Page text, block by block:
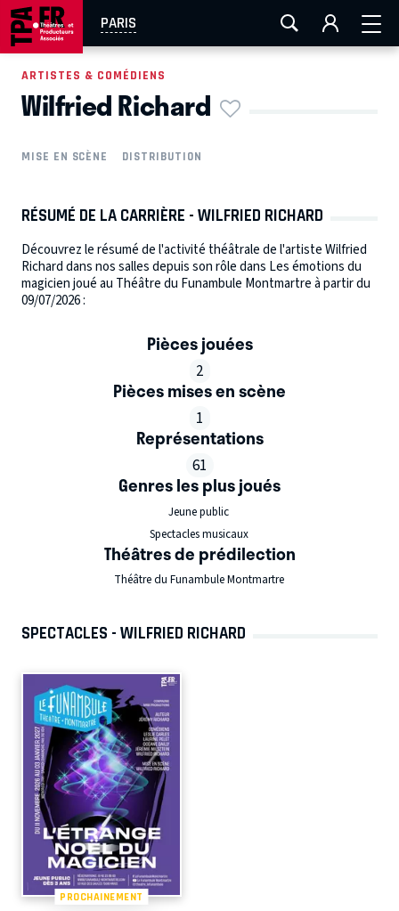
PARIS
AIX-MARSEILLE LA ROCHELLE
EN TOURNÉE
ARTISTES & COMÉDIENS
Wilfried Richard
MISE EN SCÈNE DISTRIBUTION
RÉSUMÉ DE LA CARRIÈRE - WILFRIED RICHARD
Découvrez le résumé de l'activité théâtrale de l'artiste Wilfried
Richard dans nos salles depuis son rôle dans Les émotions du
magicien joué au Théâtre du Funambule Montmartre à partir du
09/07/2026 :
Pièces jouées
2
Pièces mises en scène
1
Représentations
61
Genres les plus joués
Jeune public
Spectacles musicaux
Théâtres de prédilection
Théâtre du Funambule Montmartre
SPECTACLES - WILFRIED RICHARD
PROCHAINEMENT